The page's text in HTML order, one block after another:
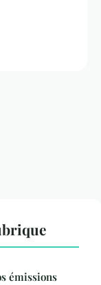
émissions